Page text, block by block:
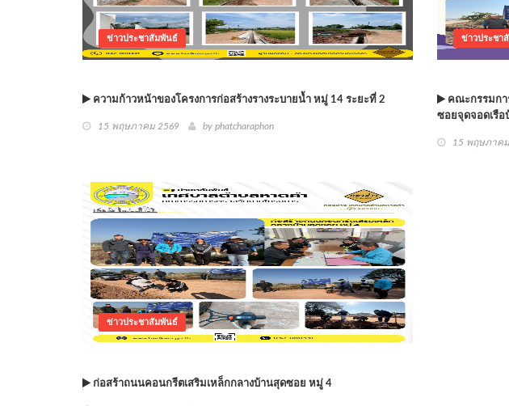
ข่าวประชาสัมพันธ์
ความก้าวหน้าของโครงการก่อสร้างรางระบายน้ำ หมู่ 14 ระยะที่ 2
15 พฤษภาคม 2569 by phatcharaphon
ข่าวประชา
คณะกรรมกา
ซอยจุดจอดเรื
15 พฤษภาค
ข่าวประชาสัมพันธ์
ก่อสร้าถนนคอนกรีตเสริมเหล็กกลางบ้านสุดซอย หมู่ 4